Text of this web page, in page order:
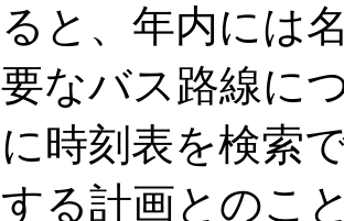
ると、年内には
要なバス路線に
に時刻表を検索
する計画とのこ